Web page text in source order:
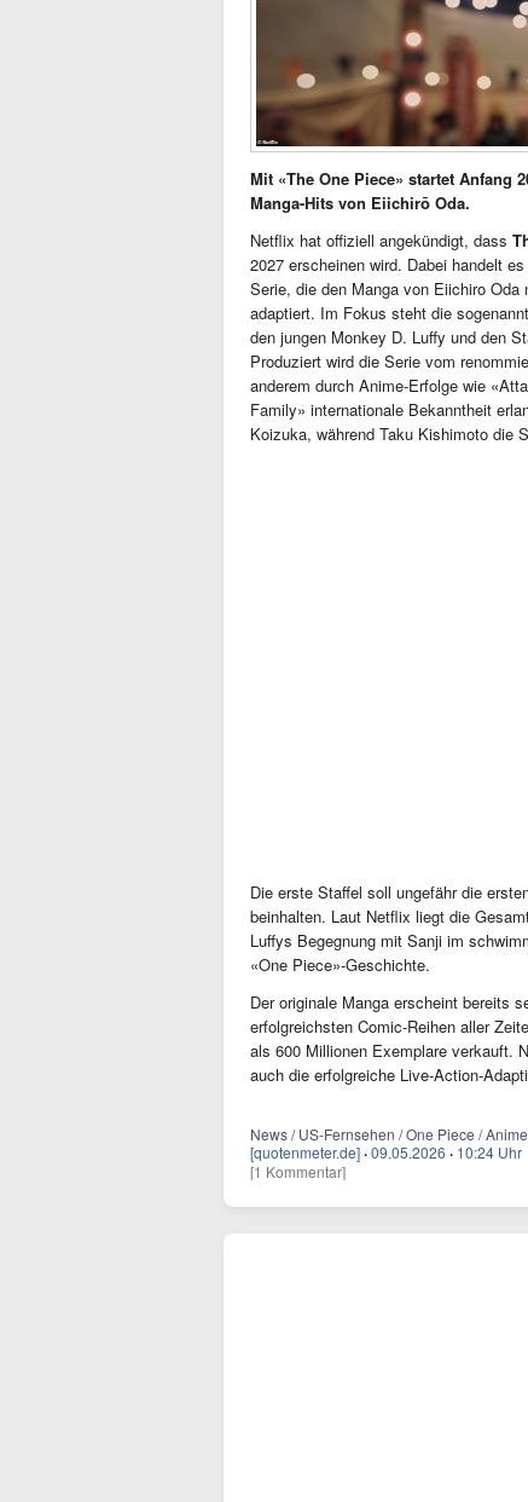
Mit «The One Piece» startet Anfang
Manga-Hits von Eiichirō Oda.
Netflix hat offiziell angekündigt, dass
2027 erscheinen wird. Dabei handelt
Serie, die den Manga von Eiichiro Oda
adaptiert. Im Fokus steht die
den jungen Monkey D. Luffy und den
Produziert wird die Serie vom
anderem durch Anime-Erfolge wie
Family» internationale Bekanntheit
Koizuka, während Taku Kishimoto die
Die erste Staffel soll ungefähr die
beinhalten. Laut Netflix liegt die
Luffys Begegnung mit Sanji im
«One Piece»-Geschichte.
Der originale Manga erscheint bereits
erfolgreichsten Comic-Reihen aller
als 600 Millionen Exemplare verkauft.
auch die erfolgreiche Live-Action-
News / US-Fernsehen / One Piece /
[quotenmeter.de] ·09.05.2026 · 10:24 Uhr
[1 Kommentar]